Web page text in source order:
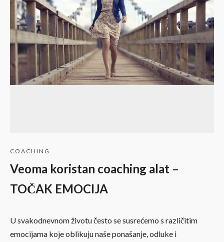
COACHING
Veoma koristan coaching alat –
TOČAK EMOCIJA
U svakodnevnom životu često se susrećemo s različitim
emocijama koje oblikuju naše ponašanje, odluke i